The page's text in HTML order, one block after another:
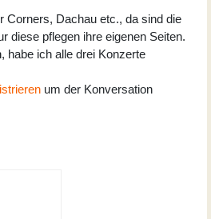
Corners, Dachau etc., da sind die
diese pflegen ihre eigenen Seiten.
habe ich alle drei Konzerte
um der Konversation